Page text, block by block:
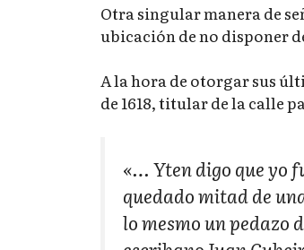
Otra singular manera de
ubicación de no disponer
A la hora de otorgar sus
de 1618, titular de la calle
«… Yten digo que yo
quedado mitad de
lo mesmo un pedazo